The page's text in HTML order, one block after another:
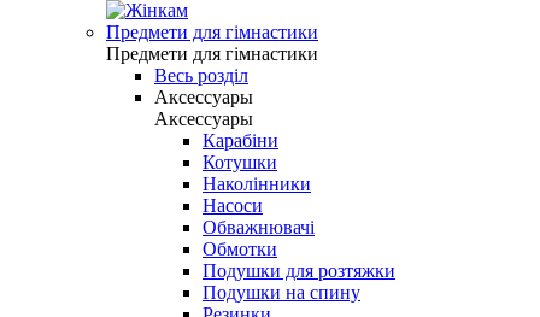
Предмети для гімнастики
Предмети для гімнастики
Весь розділ
Аксессуары
Аксессуары
Карабіни
Котушки
Наколінники
Насоси
Обважнювачі
Обмотки
Подушки для розтяжки
Подушки на спину